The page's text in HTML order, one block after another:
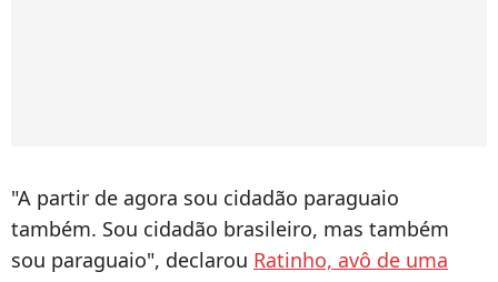
"A partir de agora sou cidadão paraguaio
também. Sou cidadão brasileiro, mas também
sou paraguaio", declarou Ratinho, avô de uma